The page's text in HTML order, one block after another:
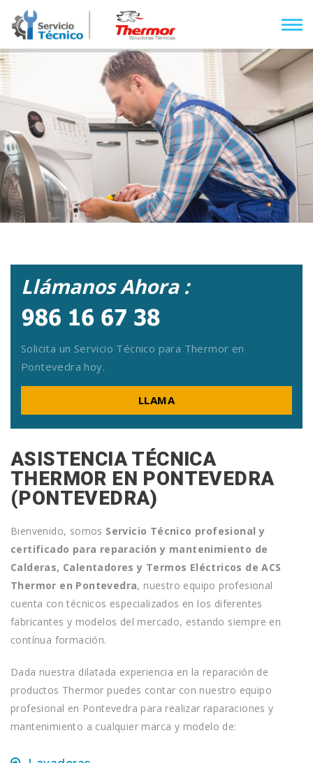
Llámanos Ahora :
Solicita un Servicio Técnico para Thermor en
Pontevedra hoy.
LLAMA
ASISTENCIA TÉCNICA
THERMOR EN PONTEVEDRA
(PONTEVEDRA)
Bienvenido, somos Servicio Técnico profesional y
certificado para reparación y mantenimiento de
Calderas, Calentadores y Termos Eléctricos de ACS
Thermor en Pontevedra, nuestro equipo profesional
cuenta con técnicos especializados en los diferentes
fabricantes y modelos del mercado, estando siempre en
contínua formación.
Dada nuestra dilatada experiencia en la reparación de
productos Thermor puedes contar con nuestro equipo
profesional en Pontevedra para realizar raparaciones y
mantenimiento a cualquier marca y modelo de: